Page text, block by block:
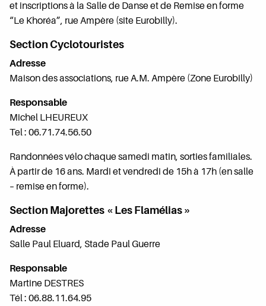
et inscriptions à la Salle de Danse et de Remise en forme
“Le Khoréa”, rue Ampère (site Eurobilly).
Section Cyclotouristes
Adresse
Maison des associations, rue A.M. Ampère (Zone Eurobilly)
Responsable
Michel LHEUREUX
Tel : 06.71.74.56.50
Randonnées vélo chaque samedi matin, sorties familiales.
À partir de 16 ans. Mardi et vendredi de 15h à 17h (en salle
– remise en forme).
Section Majorettes « Les Flamélias »
Adresse
Salle Paul Eluard, Stade Paul Guerre
Responsable
Martine DESTRES
Tél : 06.88.11.64.95